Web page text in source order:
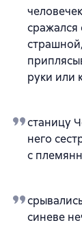
сражался
руки или
станицу
него
с
синеве